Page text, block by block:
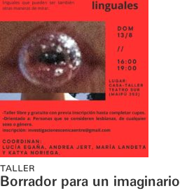
TALLER
Borrador para un imaginario